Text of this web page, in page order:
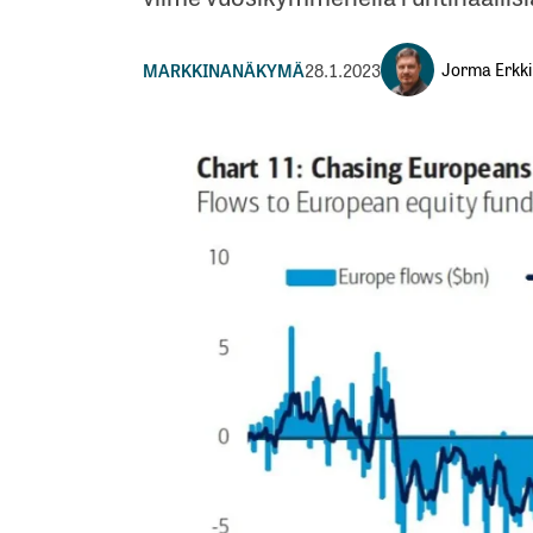
MARKKINANÄKYMÄ28.1.2023 Jorma